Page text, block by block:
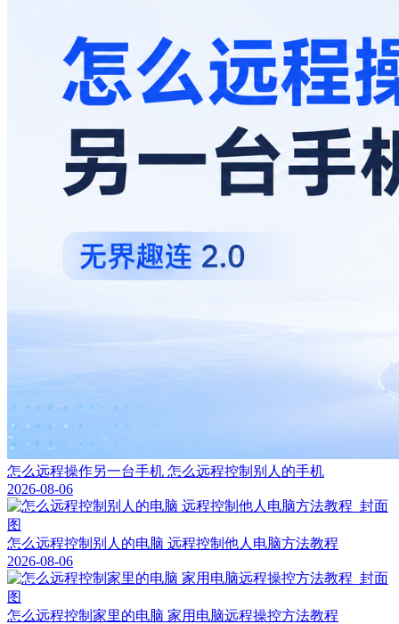
怎么远程操作另一台手机 怎么远程控制别人的手机
2026-08-06
怎么远程控制别人的电脑 远程控制他人电脑方法教程
2026-08-06
怎么远程控制家里的电脑 家用电脑远程操控方法教程